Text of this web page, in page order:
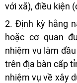
với xã), điều kiện
2. Định kỳ hằng
hoặc cơ quan
nhiệm vụ làm
trên địa bàn cấp
nhiệm vụ về xây